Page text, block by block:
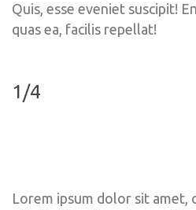
Quis, esse eveniet suscipit!
quas ea, facilis repellat!
1/4
Lorem ipsum dolor sit amet,